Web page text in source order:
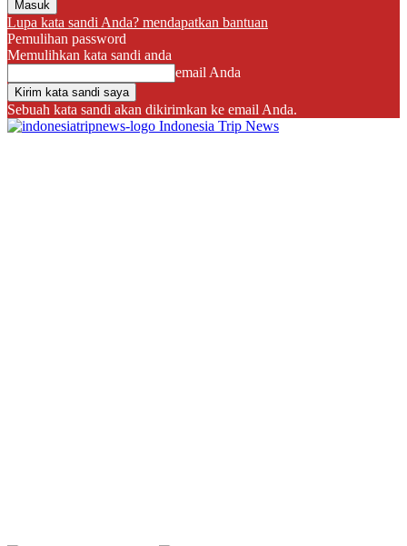
Lupa kata sandi Anda? mendapatkan bantuan
Pemulihan password
Memulihkan kata sandi anda
email Anda
Sebuah kata sandi akan dikirimkan ke email Anda.
Indonesia Trip News